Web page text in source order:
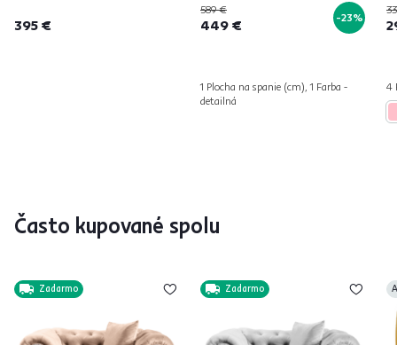
395 €
589 €
449 € -23%
1 Plocha na spanie (cm), 1 Farba -
detailná
4
Často kupované spolu
Zadarmo Zadarmo